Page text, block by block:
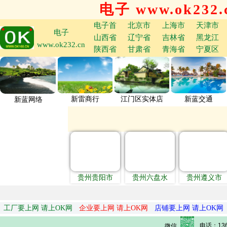
电子
电子
www.ok232.cn
电子首 北京市 上海市
天津市
山西省
辽宁省 吉林省
黑龙江
陕西省
甘肃省 青海省 宁夏区
新蓝网络 新雷商行 江门区实体店 新蓝交通
贵州贵阳市 贵州六盘水 贵州遵义市
工厂要上网 请上OK网 企业要上网 请上OK网 店铺要上网 请上OK网
电话：